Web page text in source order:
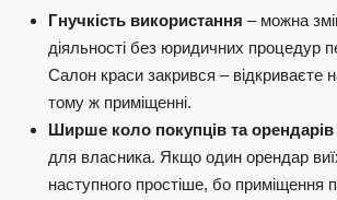
Гнучкість використання – можна
діяльності без юридичних процедур
Салон краси закрився – відкриваєте
тому ж приміщенні.
Ширше коло покупців та орендарів
для власника. Якщо один орендар
наступного простіше, бо приміщення